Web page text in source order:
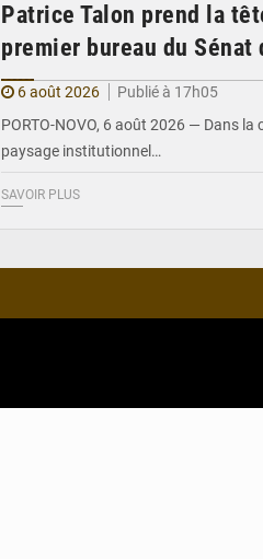
Patrice Talon prend la
premier bureau du Sénat
6 août 2026
Publié à 17h05
PORTO-NOVO, 6 août 2026 — Dans la
paysage institutionnel…
SAVOIR PLUS